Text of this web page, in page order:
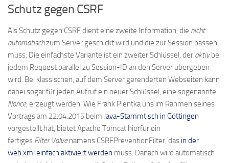
Schutz gegen CSRF
Als Schutz gegen CSRF dient eine zweite Information, die nicht
automatischzum Server geschickt wird und die zur Session passen
muss. Die einfachste Variante ist ein zweiter Schlüssel, der aktivbei
jedem Request parallel zu Session-ID an den Server übergeben
wird. Bei klassischen, auf dem Server gerenderten Webseiten kann
dabei sogar für jeden Aufruf ein neuer Schlüssel, eine sogenannte
Nonce, erzeugt werden. Wie Frank Pientka uns im Rahmen seines
Vortrags am 22.04.2015 beim Java-Stammtisch in Göttingen
vorgestellt hat, bietet Apache Tomcat hierfür ein
fertiges Filter Valvenamens CSRFPreventionFilter, das in der
web.xml einfach aktiviert werden muss. Danach wird automatisch